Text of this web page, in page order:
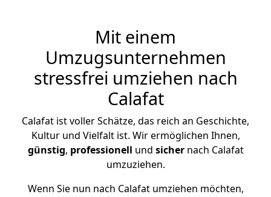
Mit einem
Umzugsunternehmen
stressfrei umziehen nach
Calafat
Calafat ist voller Schätze, das reich an Geschichte,
Kultur und Vielfalt ist. Wir ermöglichen Ihnen,
günstig, professionell und sichernach Calafat
umzuziehen.
Wenn Sie nun nach Calafat umziehen möchten,